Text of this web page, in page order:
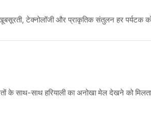
टेक्नोलॉजी और प्राकृतिक संतुलन हर पर्यटक
के साथ-साथ हरियाली का अनोखा मेल देखने को